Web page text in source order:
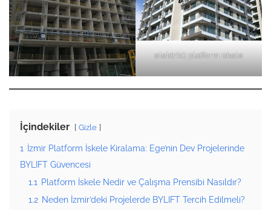
elektrikli platform iskele
İçindekiler Gizle
1 İzmir Platform İskele Kiralama: Ege’nin Dev Projelerinde
BYLIFT Güvencesi
1.1 Platform İskele Nedir ve Çalışma Prensibi Nasıldır?
1.2 Neden İzmir’deki Projelerde BYLIFT Tercih Edilmeli?